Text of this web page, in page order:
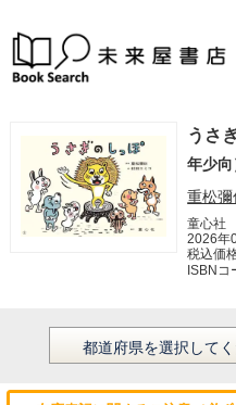
うさ
年少向
重松
童心社
2026年
税込価
ISBNコ